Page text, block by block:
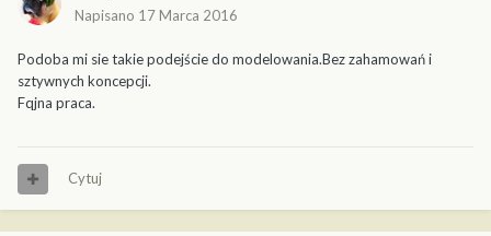
Napisano 17 Marca 2016
Podoba mi sie takie podejście do modelowania.Bez zahamowań i
sztywnych koncepcji.
Fqjna praca.
Cytuj